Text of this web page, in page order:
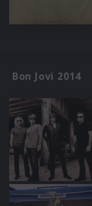
Bon Jovi 2014